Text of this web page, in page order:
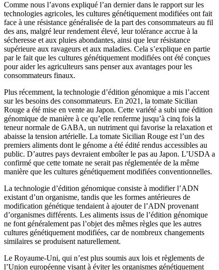
Comme nous l’avons expliqué l’an dernier dans le rapport sur les
technologies agricoles, les cultures génétiquement modifiées ont fait
face à une résistance généralisée de la part des consommateurs au fil
des ans, malgré leur rendement élevé, leur tolérance accrue à la
sécheresse et aux pluies abondantes, ainsi que leur résistance
supérieure aux ravageurs et aux maladies. Cela s’explique en partie
par le fait que les cultures génétiquement modifiées ont été conçues
pour aider les agriculteurs sans penser aux avantages pour les
consommateurs finaux.
Plus récemment, la technologie d’édition génomique a mis l’accent
sur les besoins des consommateurs. En 2021, la tomate Sicilian
Rouge a été mise en vente au Japon. Cette variété a subi une édition
génomique de manière à ce qu’elle renferme jusqu’à cinq fois la
teneur normale de GABA, un nutriment qui favorise la relaxation et
abaisse la tension artérielle. La tomate Sicilian Rouge est l’un des
premiers aliments dont le génome a été édité rendus accessibles au
public. D’autres pays devraient emboîter le pas au Japon. L’USDA a
confirmé que cette tomate ne serait pas réglementée de la même
manière que les cultures génétiquement modifiées conventionnelles.
La technologie d’édition génomique consiste à modifier l’ADN
existant d’un organisme, tandis que les formes antérieures de
modification génétique tendaient à ajouter de l’ADN provenant
d’organismes différents. Les aliments issus de l’édition génomique
ne font généralement pas l’objet des mêmes règles que les autres
cultures génétiquement modifiées, car de nombreux changements
similaires se produisent naturellement.
Le Royaume-Uni, qui n’est plus soumis aux lois et règlements de
l’Union européenne visant à éviter les organismes génétiquement